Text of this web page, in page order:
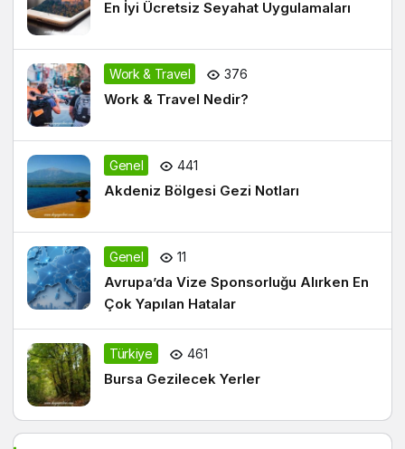
En İyi Ücretsiz Seyahat Uygulamaları
Work & Travel 376
Work & Travel Nedir?
Genel 441
Akdeniz Bölgesi Gezi Notları
Genel 11
Avrupa’da Vize Sponsorluğu Alırken En
Çok Yapılan Hatalar
Türkiye 461
Bursa Gezilecek Yerler